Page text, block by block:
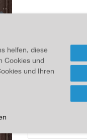
Inhalt Stück
Für Infos
helfen, diese
Cookies und
und Ihren